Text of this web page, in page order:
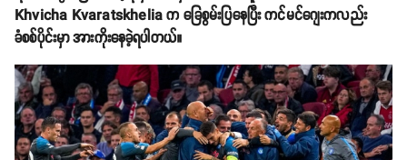
Khvicha Kvaratskhelia က ခြေစွမ်းပြနေပြီး ကင်မင်ဂျေးကလည်း
ခံစစ်ပိုင်းမှာ အားကိုးနေခဲ့ရပါတယ်။